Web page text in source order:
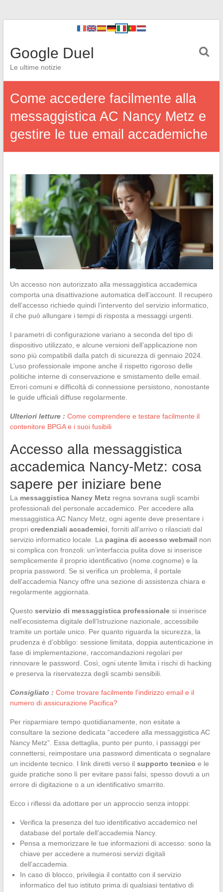
Google Duel
Le ultime notizie
Come accedere facilmente alla
messaggistica AC Nancy Metz e
gestire le tue email accademiche
Un accesso non autorizzato alla messaggistica accademica
comporta una disattivazione automatica dell’account. Il recupero
dell’accesso richiede quindi l’intervento del servizio informatico,
il che può allungare i tempi di risposta a messaggi urgenti.
I parametri di configurazione variano a seconda del tipo di
dispositivo utilizzato, e alcune versioni dell’applicazione non
sono più compatibili dalla patch di sicurezza di gennaio 2024.
L’uso professionale impone anche il rispetto rigoroso delle
politiche interne di conservazione e smistamento delle email.
Errori comuni e difficoltà di connessione persistono, nonostante
le guide ufficiali diffuse regolarmente.
Ulteriori letture : Come comprendere e testare facilmente il
contenitore BPGA e i suoi fusibili
Accesso alla messaggistica
accademica Nancy-Metz: cosa
sapere per iniziare bene
La messaggistica Nancy Metzregna sovrana sugli scambi
professionali del personale accademico. Per accedere alla
messaggistica AC Nancy Metz, ogni agente deve presentare i
propri credenziali accademici , forniti all’arrivo o rilasciati dal
servizio informatico locale. La pagina di accesso webmail non
si complica con fronzoli: un’interfaccia pulita dove si inserisce
semplicemente il proprio identificativo (nome.cognome) e la
propria password. Se si verifica un problema, il portale
dell’accademia Nancy offre una sezione di assistenza chiara e
regolarmente aggiornata.
Questo servizio di messaggistica professionalesi inserisce
nell’ecosistema digitale dell’Istruzione nazionale, accessibile
tramite un portale unico. Per quanto riguarda la sicurezza, la
prudenza è d’obbligo: sessione limitata, doppia autenticazione in
fase di implementazione, raccomandazioni regolari per
rinnovare le password. Così, ogni utente limita i rischi di hacking
e preserva la riservatezza degli scambi sensibili.
Consigliato : Come trovare facilmente l'indirizzo email e il
numero di assicurazione Pacifica?
Per risparmiare tempo quotidianamente, non esitate a
consultare la sezione dedicata “accedere alla messaggistica AC
Nancy Metz”. Essa dettaglia, punto per punto, i passaggi per
connettersi, reimpostare una password dimenticata o segnalare
un incidente tecnico. I link diretti verso il supporto tecnico e le
guide pratiche sono lì per evitare passi falsi, spesso dovuti a un
errore di digitazione o a un identificativo smarrito.
Ecco i riflessi da adottare per un approccio senza intoppi:
Verifica la presenza del tuo identificativo accademico nel
database del portale dell’accademia Nancy.
Pensa a memorizzare le tue informazioni di accesso: sono la
chiave per accedere a numerosi servizi digitali
dell’accademia.
In caso di blocco, privilegia il contatto con il servizio
informatico del tuo istituto prima di qualsiasi tentativo di